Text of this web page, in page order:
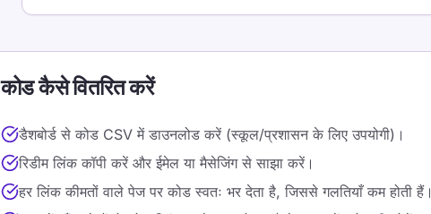
कोड कैसे वितरित करें
डैशबोर्ड से कोड CSV में डाउनलोड करें (स्कूल/प्रशासन के लिए उपयोगी)।
रिडीम लिंक कॉपी करें और ईमेल या मैसेजिंग से साझा करें।
हर लिंक कीमतों वाले पेज पर कोड स्वतः भर देता है, जिससे गलतियाँ कम होती हैं।